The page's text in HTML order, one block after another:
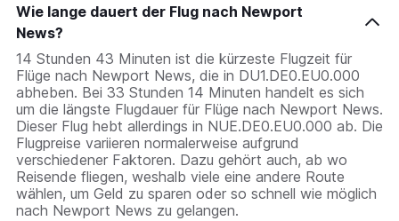
Wie lange dauert der Flug nach Newport
News?
14 Stunden 43 Minuten ist die kürzeste Flugzeit für
Flüge nach Newport News, die in DU1.DE0.EU0.000
abheben. Bei 33 Stunden 14 Minuten handelt es sich
um die längste Flugdauer für Flüge nach Newport News.
Dieser Flug hebt allerdings in NUE.DE0.EU0.000 ab. Die
Flugpreise variieren normalerweise aufgrund
verschiedener Faktoren. Dazu gehört auch, ab wo
Reisende fliegen, weshalb viele eine andere Route
wählen, um Geld zu sparen oder so schnell wie möglich
nach Newport News zu gelangen.